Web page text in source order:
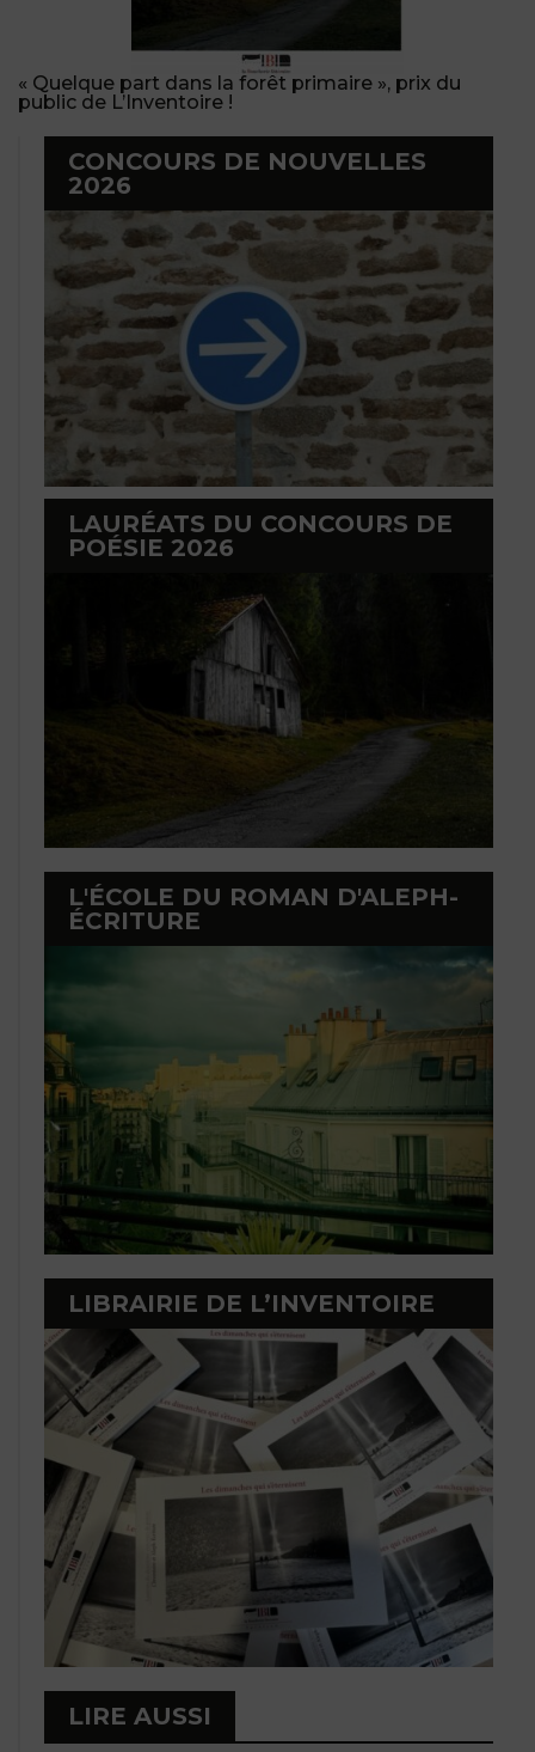
« Quelque part dans la forêt primaire », prix du
public de L’Inventoire !
CONCOURS DE NOUVELLES
2026
LAURÉATS DU CONCOURS DE
POÉSIE 2026
L'ÉCOLE DU ROMAN D'ALEPH-
ÉCRITURE
LIBRAIRIE DE L’INVENTOIRE
LIRE AUSSI